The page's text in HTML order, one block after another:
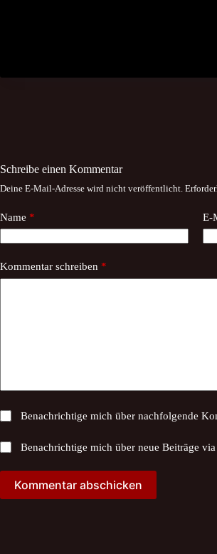
Schreibe einen Kommentar
Deine E-Mail-Adresse wird nicht veröffentlicht.
Name * E-
Kommentar schreiben *
Benachrichtige mich über nachfolgende
Benachrichtige mich über neue Beiträge
Kommentar abschicken